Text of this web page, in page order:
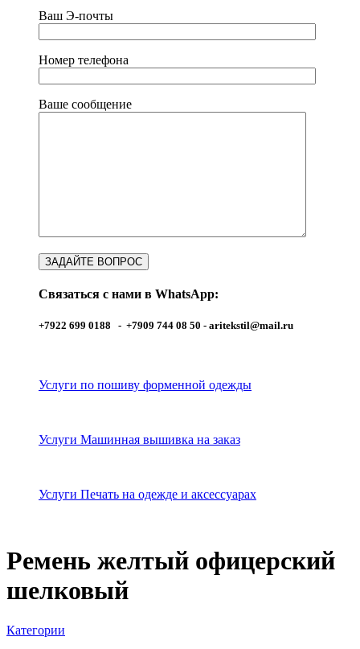
Ваш Э-почты
Номер телефона
Ваше сообщение
Связаться с нами в WhatsApp:
+7922 699 0188 - +7909 744 08 50 - aritekstil@mail.ru
Услуги по пошиву форменной одежды
Услуги Машинная вышивка на заказ
Услуги Печать на одежде и аксессуарах
Ремень желтый офицерский
шелковый
Категории